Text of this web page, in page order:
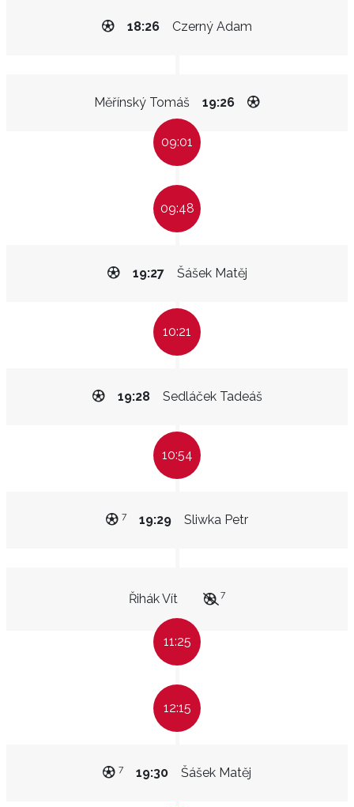
Czerný Adam
18:26
Měřínský Tomáš 19:26
09:01
09:48
Šášek Matěj
19:27
10:21
Sedláček Tadeáš
19:28
10:54
Sliwka Petr
19:29
7
Řihák Vít 7
11:25
12:15
Šášek Matěj
19:30
7